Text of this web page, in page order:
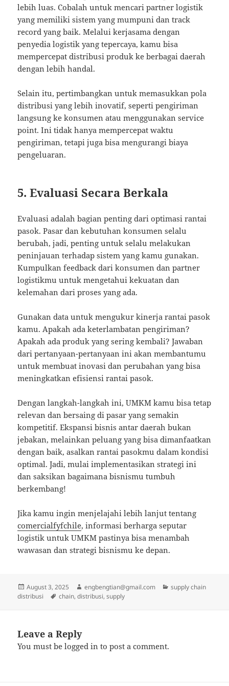
lebih luas. Cobalah untuk mencari partner logistik
yang memiliki sistem yang mumpuni dan track
record yang baik. Melalui kerjasama dengan
penyedia logistik yang tepercaya, kamu bisa
mempercepat distribusi produk ke berbagai daerah
dengan lebih handal.
Selain itu, pertimbangkan untuk memasukkan pola
distribusi yang lebih inovatif, seperti pengiriman
langsung ke konsumen atau menggunakan service
point. Ini tidak hanya mempercepat waktu
pengiriman, tetapi juga bisa mengurangi biaya
pengeluaran.
5. Evaluasi Secara Berkala
Evaluasi adalah bagian penting dari optimasi rantai
pasok. Pasar dan kebutuhan konsumen selalu
berubah, jadi, penting untuk selalu melakukan
peninjauan terhadap sistem yang kamu gunakan.
Kumpulkan feedback dari konsumen dan partner
logistikmu untuk mengetahui kekuatan dan
kelemahan dari proses yang ada.
Gunakan data untuk mengukur kinerja rantai pasok
kamu. Apakah ada keterlambatan pengiriman?
Apakah ada produk yang sering kembali? Jawaban
dari pertanyaan-pertanyaan ini akan membantumu
untuk membuat inovasi dan perubahan yang bisa
meningkatkan efisiensi rantai pasok.
Dengan langkah-langkah ini, UMKM kamu bisa tetap
relevan dan bersaing di pasar yang semakin
kompetitif. Ekspansi bisnis antar daerah bukan
jebakan, melainkan peluang yang bisa dimanfaatkan
dengan baik, asalkan rantai pasokmu dalam kondisi
optimal. Jadi, mulai implementasikan strategi ini
dan saksikan bagaimana bisnismu tumbuh
berkembang!
Jika kamu ingin menjelajahi lebih lanjut tentang
comercialfyfchile, informasi berharga seputar
logistik untuk UMKM pastinya bisa menambah
wawasan dan strategi bisnismu ke depan.
Posted
on
August 3, 2025 Author
engbengtian@gmail.com Categories
supply chain
distribusi
Tags
chain,distribusi,supply
Leave a Reply
You must belogged in to post a comment.